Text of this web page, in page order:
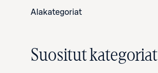
Alakategoriat
Suositut kategoriat